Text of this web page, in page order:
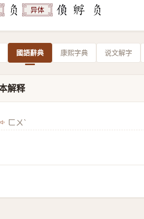
异体
國語辭典 康熙字典 说文解字
解释
ㄈㄨˋ